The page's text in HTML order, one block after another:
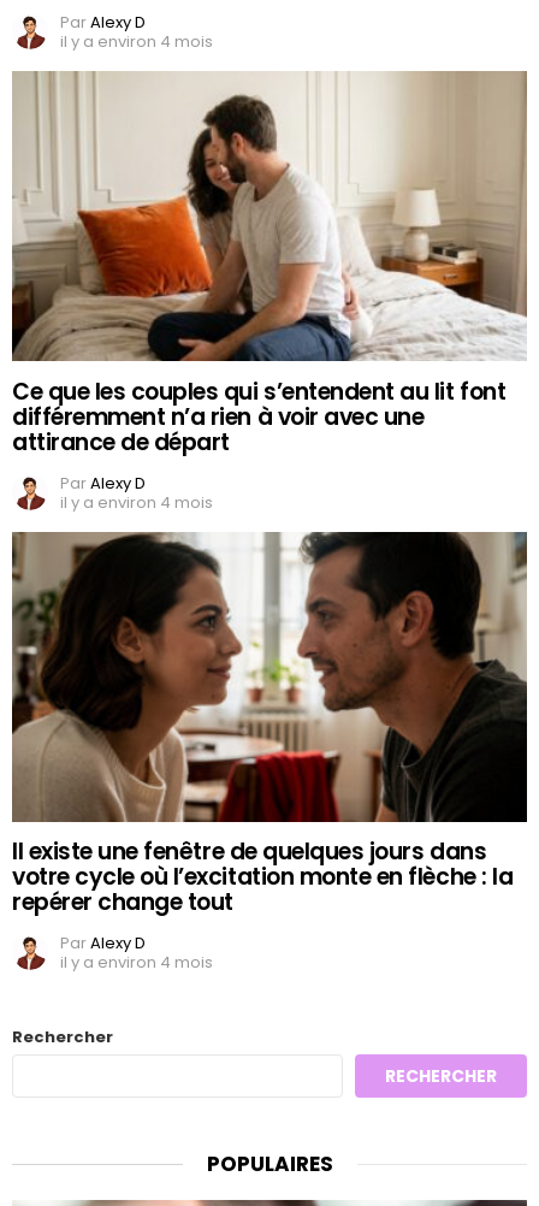
ParAlexy D
il y a environ 4 mois
Ce que les couples qui s’entendent au lit font
différemment n’a rien à voir avec une
attirance de départ
ParAlexy D
il y a environ 4 mois
Il existe une fenêtre de quelques jours dans
votre cycle où l’excitation monte en flèche : la
repérer change tout
ParAlexy D
il y a environ 4 mois
Rechercher
RECHERCHER
POPULAIRES